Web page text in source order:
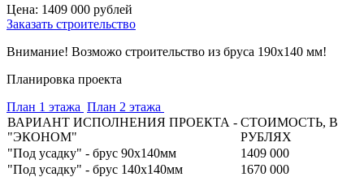
Цена: 1409 000 рублей
Заказать строительство
Внимание! Возможо строительство из бруса 190х140 мм!
Планировка проекта
План 1 этажа План 2 этажа
ВАРИАНТ ИСПОЛНЕНИЯ ПРОЕКТА -
"ЭКОНОМ"
СТОИМОСТЬ, В
РУБЛЯХ
"Под усадку" - брус 90х140мм
1409 000
"Под усадку" - брус 140х140мм
1670 000